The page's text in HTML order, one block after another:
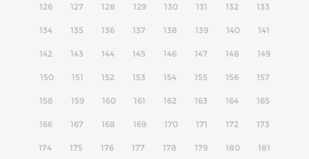
126 127 128 129 130 131 132 133
134 135 136 137 138 139 140 141
142 143 144 145 146 147 148 149
150 151 152 153 154 155 156 157
158 159 160 161 162 163 164 165
166 167 168 169 170 171 172 173
174 175 176 177 178 179 180 181